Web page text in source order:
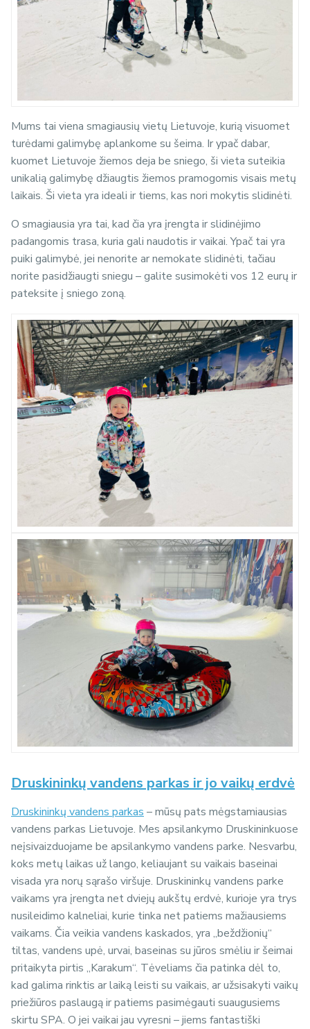
Mums tai viena smagiausių vietų Lietuvoje, kurią visuomet
turėdami galimybę aplankome su šeima. Ir ypač dabar,
kuomet Lietuvoje žiemos deja be sniego, ši vieta suteikia
unikalią galimybę džiaugtis žiemos pramogomis visais metų
laikais. Ši vieta yra ideali ir tiems, kas nori mokytis slidinėti.
O smagiausia yra tai, kad čia yra įrengta ir slidinėjimo
padangomis trasa, kuria gali naudotis ir vaikai. Ypač tai yra
puiki galimybė, jei nenorite ar nemokate slidinėti, tačiau
norite pasidžiaugti sniegu – galite susimokėti vos 12 eurų ir
pateksite į sniego zoną.
Druskininkų vandens parkas ir jo vaikų erdvė
Druskininkų vandens parkas – mūsų pats mėgstamiausias
vandens parkas Lietuvoje. Mes apsilankymo Druskininkuose
neįsivaizduojame be apsilankymo vandens parke. Nesvarbu,
koks metų laikas už lango, keliaujant su vaikais baseinai
visada yra norų sąrašo viršuje. Druskininkų vandens parke
vaikams yra įrengta net dviejų aukštų erdvė, kurioje yra trys
nusileidimo kalneliai, kurie tinka net patiems mažiausiems
vaikams. Čia veikia vandens kaskados, yra „beždžionių“
tiltas, vandens upė, urvai, baseinas su jūros smėliu ir šeimai
pritaikyta pirtis „Karakum“. Tėveliams čia patinka dėl to,
kad galima rinktis ar laiką leisti su vaikais, ar užsisakyti vaikų
priežiūros paslaugą ir patiems pasimėgauti suaugusiems
skirtu SPA. O jei vaikai jau vyresni – jiems fantastiški